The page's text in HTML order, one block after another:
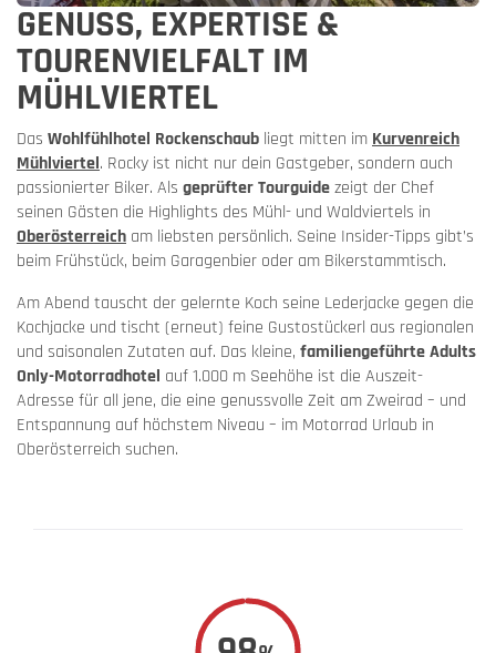
GENUSS, EXPERTISE &
TOURENVIELFALT IM
MÜHLVIERTEL
Das Wohlfühlhotel Rockenschaub liegt mitten im Kurvenreich
Mühlviertel. Rocky ist nicht nur dein Gastgeber, sondern auch
passionierter Biker. Als geprüfter Tourguidezeigt der Chef
seinen Gästen die Highlights des Mühl- und Waldviertels in
Oberösterreich am liebsten persönlich. Seine Insider-Tipps gibt’s
beim Frühstück, beim Garagenbier oder am Bikerstammtisch.
Am Abend tauscht der gelernte Koch seine Lederjacke gegen die
Kochjacke und tischt (erneut) feine Gustostückerl aus regionalen
und saisonalen Zutaten auf. Das kleine, familiengeführte Adults
Only-Motorradhotel auf 1.000 m Seehöhe ist die Auszeit-
Adresse für all jene, die eine genussvolle Zeit am Zweirad – und
Entspannung auf höchstem Niveau – im Motorrad Urlaub in
Oberösterreich suchen.